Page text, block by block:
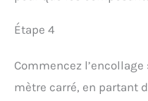
Étape 4
Commencez
mètre carré, en partant